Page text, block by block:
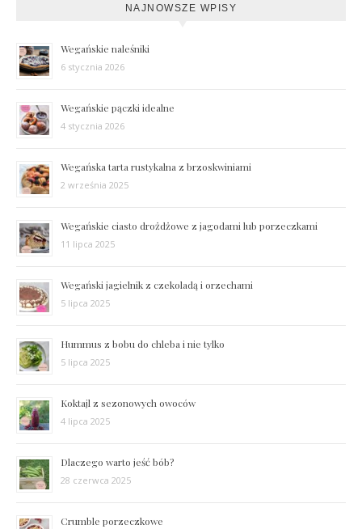
NAJNOWSZE WPISY
Wegańskie naleśniki
6 stycznia 2026
Wegańskie pączki idealne
4 stycznia 2026
Wegańska tarta rustykalna z brzoskwiniami
2 września 2025
Wegańskie ciasto drożdżowe z jagodami lub porzeczkami
11 lipca 2025
Wegański jagielnik z czekoladą i orzechami
5 lipca 2025
Hummus z bobu do chleba i nie tylko
5 lipca 2025
Koktajl z sezonowych owoców
4 lipca 2025
Dlaczego warto jeść bób?
28 czerwca 2025
Crumble porzeczkowe